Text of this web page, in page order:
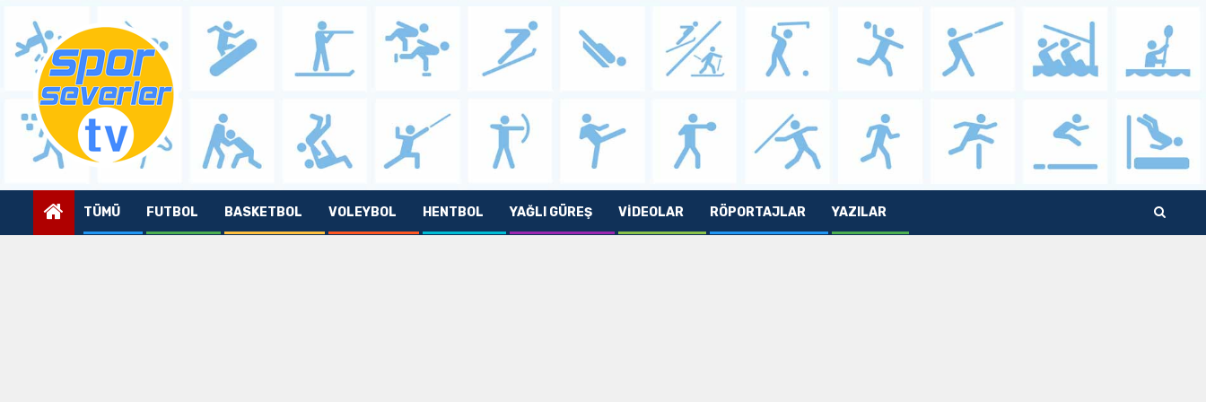
content
TÜMÜ FUTBOL BASKETBOL VOLEYBOL HENTBOL YAĞLI GÜREŞ VIDEOLAR RÖPORTAJLAR YAZILAR